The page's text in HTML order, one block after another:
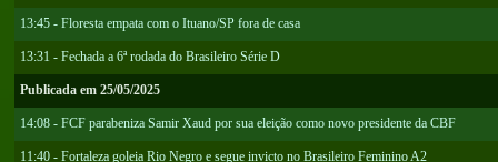
13:45 - Floresta empata com o Ituano/SP fora de casa
13:31 - Fechada a 6ª rodada do Brasileiro Série D
Publicada em 25/05/2025
14:08 - FCF parabeniza Samir Xaud por sua eleição como novo presidente da CBF
11:40 - Fortaleza goleia Rio Negro e segue invicto no Brasileiro Feminino A2